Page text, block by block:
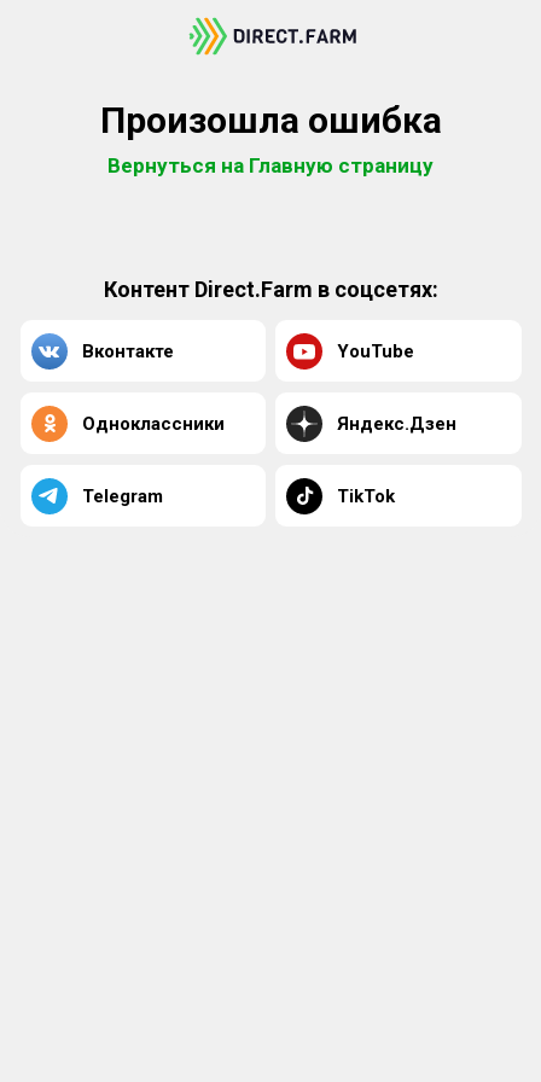
Произошла ошибка
Вернуться на Главную страницу
Контент Direct.Farm в соцсетях:
Вконтакте YouTube
Одноклассники Яндекс.Дзен
Telegram TikTok